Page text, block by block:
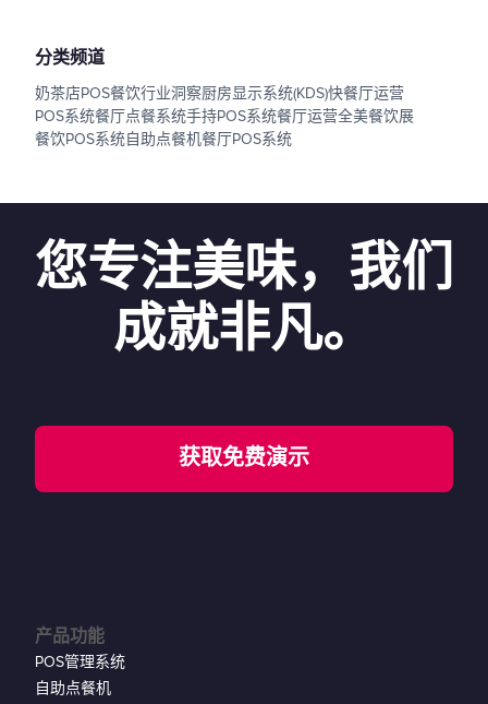
分类频道
奶茶店POS餐饮行业洞察厨房显示系统(KDS)快餐厅运营
POS系统餐厅点餐系统手持POS系统餐厅运营全美餐饮展
餐饮POS系统自助点餐机餐厅POS系统
您专注美味，我们
成就非凡。
获取免费演示
产品功能
POS管理系统
自助点餐机